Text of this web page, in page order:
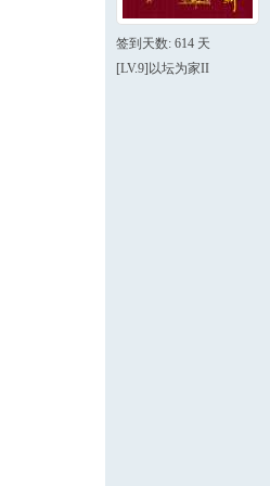
签到天数: 614 天
[LV.9]以坛为家II